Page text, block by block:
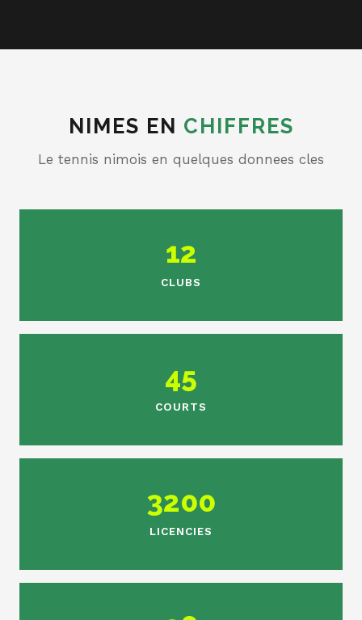
NIMES EN CHIFFRES
Le tennis nimois en quelques donnees cles
12
CLUBS
45
COURTS
3200
LICENCIES